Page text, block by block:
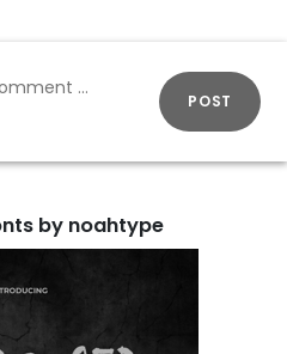
POST
by noahtype